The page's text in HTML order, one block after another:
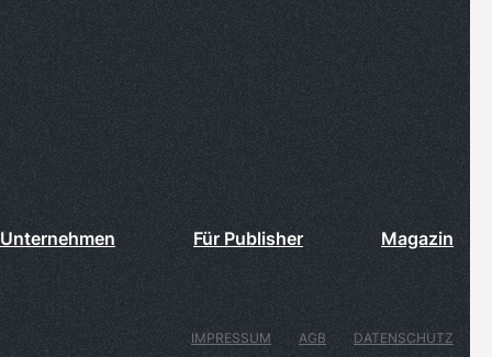
Für Publisher Magazin
IMPRESSUM AGB DATENSCHUTZ